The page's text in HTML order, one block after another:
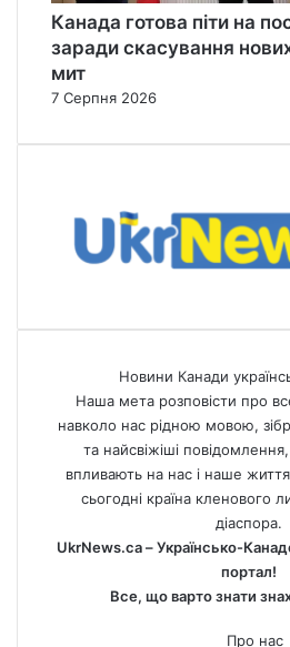
Канада готова піти на
заради скасування
мит
7 Серпня 2026
Новини Канади
Наша мета розповісти про
навколо нас рідною мовою,
та найсвіжіші
впливають на нас і наше
сьогодні країна кленового
діаспора.
UkrNews.ca – Українсько-
портал!
Все, що варто знати
Про нас